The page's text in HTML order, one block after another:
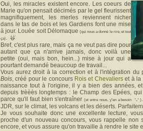
Oui, les miracles existent encore. Les coeurs de
Marie qu'on pensait décimés par le gel fleurissent
magnifiquement, les merles reviennent nicher
dans le tas de bois et les Gardiens font une mise
à jour. Louée soit Délomaque (qui nous a donné le rire, et tout
ça) .
Bref, c'est plus rare, mais ça ne veut pas dire pour
autant que ça n'arrive jamais, donc voilà une
petite (oui, mais bon, hein...) mise à jour qui a
pourtant demandé beaucoup de travail...
Vous aurez droit à la correction et à l'intégration du
Bois, créé pour le concours Rois et Chevalierset à la
naissance tout à l'origine, il y a bien des années,
depuis trèèès longtemps : le Champ des Epées,
parce qu'il faut bien s'entraîner(et entre nous, y'en a besoin )
JDR, sur le climat, les volcans et les déserts.
Je vous souhaite donc une excellente lecture,
proche d'un nouveau concours, vous rappelle non
encore, et vous assure qu'on travaille à rendre le site